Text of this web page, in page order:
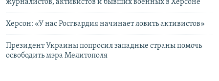
журналистов, активистов и бывших военных в Херсоне
Херсон: «У нас Росгвардия начинает ловить активистов»
Президент Украины попросил западные страны помочь
освободить мэра Мелитополя